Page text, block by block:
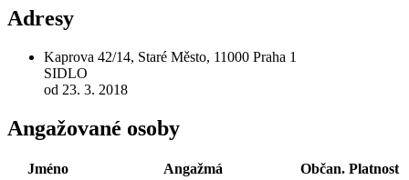
Adresy
Kaprova 42/14, Staré Město, 11000 Praha 1
SIDLO
od 23. 3. 2018
Angažované osoby
Jméno Angažmá Občan. Platnost